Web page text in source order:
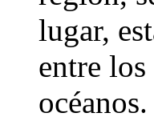
lugar,
entre
océanos.